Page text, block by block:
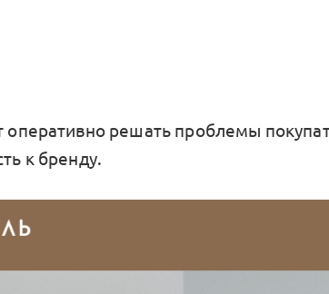
оперативно решать проблемы
к бренду.